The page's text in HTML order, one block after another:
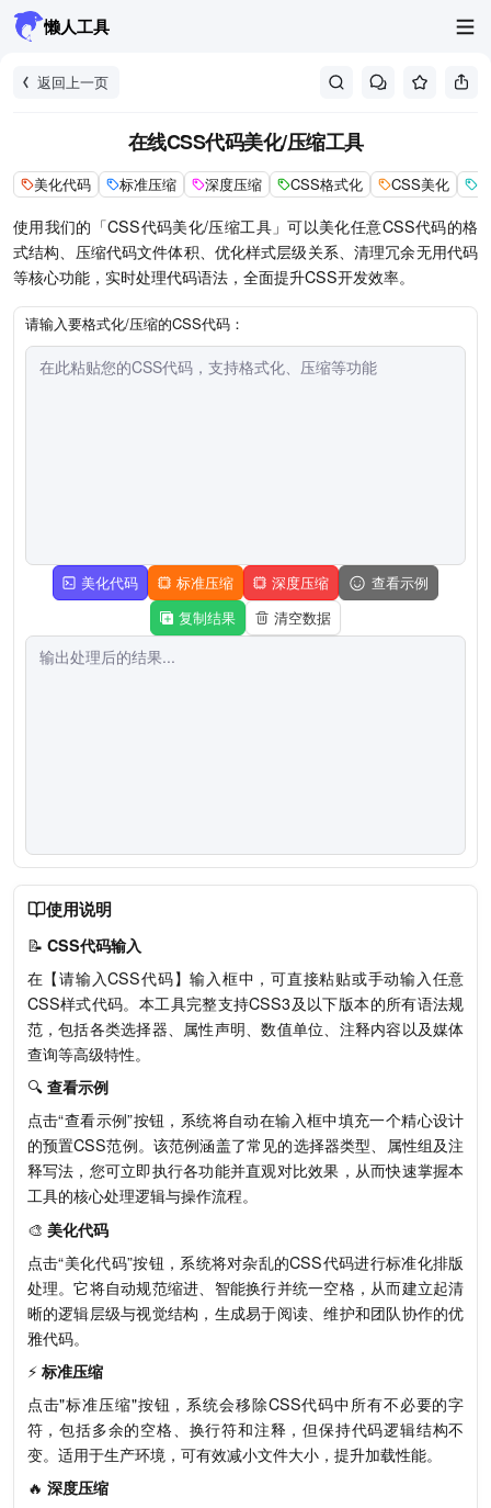
懒人工具
返回上一页
在线CSS代码美化/压缩工具
美化代码 标准压缩 深度压缩 CSS格式化 CSS美化
使用我们的「CSS代码美化/压缩工具」可以美化任意CSS代码的格
式结构、压缩代码文件体积、优化样式层级关系、清理冗余无用代码
等核心功能，实时处理代码语法，全面提升CSS开发效率。
请输入要格式化/压缩的CSS代码：
美化代码 标准压缩 深度压缩
查看示例
复制结果
清空数据
使用说明
📝 CSS代码输入
在【请输入CSS代码】输入框中，可直接粘贴或手动输入任意
CSS样式代码。本工具完整支持CSS3及以下版本的所有语法规
范，包括各类选择器、属性声明、数值单位、注释内容以及媒体
查询等高级特性。
🔍 查看示例
点击“查看示例”按钮，系统将自动在输入框中填充一个精心设计
的预置CSS范例。该范例涵盖了常见的选择器类型、属性组及注
释写法，您可立即执行各功能并直观对比效果，从而快速掌握本
工具的核心处理逻辑与操作流程。
🎨 美化代码
点击“美化代码”按钮，系统将对杂乱的CSS代码进行标准化排版
处理。它将自动规范缩进、智能换行并统一空格，从而建立起清
晰的逻辑层级与视觉结构，生成易于阅读、维护和团队协作的优
雅代码。
⚡ 标准压缩
点击"标准压缩"按钮，系统会移除CSS代码中所有不必要的字
符，包括多余的空格、换行符和注释，但保持代码逻辑结构不
变。适用于生产环境，可有效减小文件大小，提升加载性能。
🔥 深度压缩